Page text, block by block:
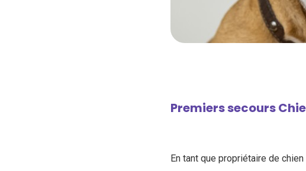
Premiers secours
En tant que propriétaire de